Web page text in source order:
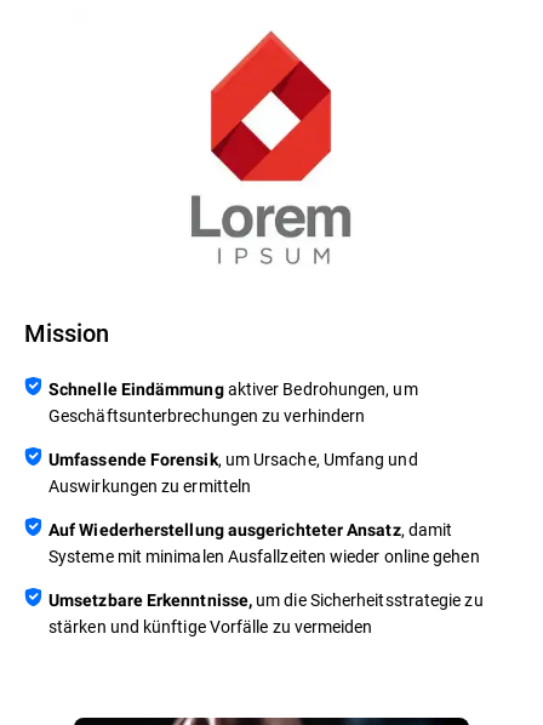
Mission
Schnelle Eindämmungaktiver Bedrohungen, um
Geschäftsunterbrechungen zu verhindern
Umfassende Forensik, um Ursache, Umfang und
Auswirkungen zu ermitteln
Auf Wiederherstellung ausgerichteter Ansatz, damit
Systeme mit minimalen Ausfallzeiten wieder online gehen
Umsetzbare Erkenntnisse, um die Sicherheitsstrategie zu
stärken und künftige Vorfälle zu vermeiden